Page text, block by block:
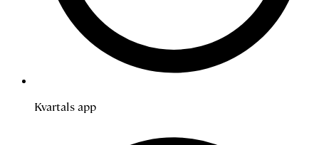
Kvartals app